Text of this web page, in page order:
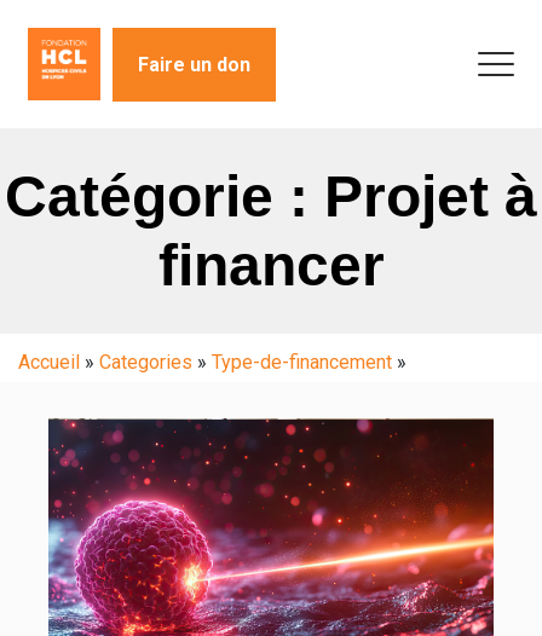
Faire un don
Catégorie : Projet à
financer
Accueil » Categories » Type-de-financement »